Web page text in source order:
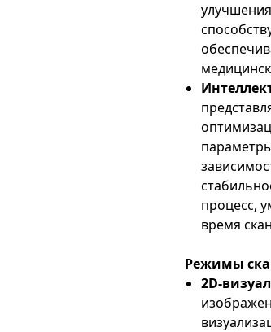
процесс,
время
Режимы
2D-